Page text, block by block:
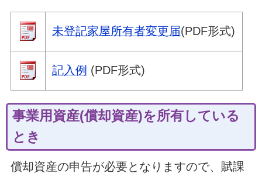
未登記家屋所有者変更届(PDF形式)
記入例 (PDF形式)
事業用資産(償却資産)を所有している
とき
償却資産の申告が必要となりますので、賦課